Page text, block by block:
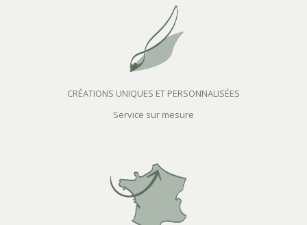
CRÉATIONS UNIQUES ET PERSONNALISÉES
Service sur mesure